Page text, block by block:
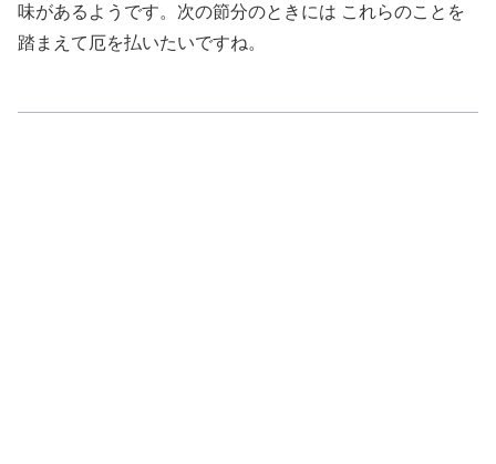
味があるようです。次の節分のときには これらのことを
踏まえて厄を払いたいですね。